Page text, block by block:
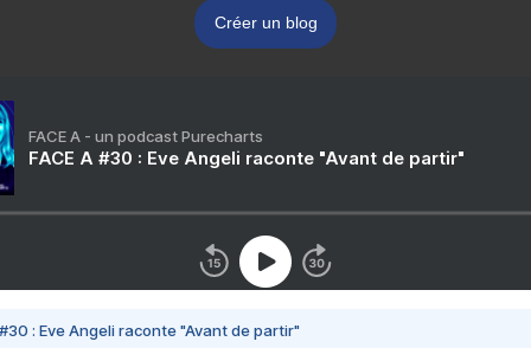
Créer un blog
FACE A - un podcast Purecharts
FACE A #30 : Eve Angeli raconte "Avant de partir"
#30 : Eve Angeli raconte "Avant de partir"